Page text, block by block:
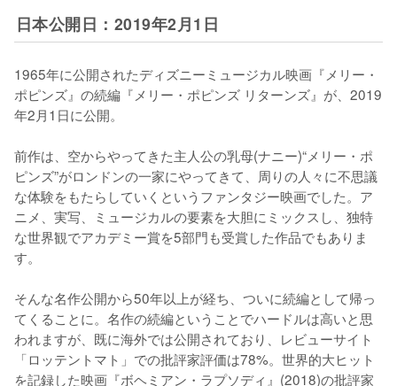
日本公開日：2019年2月1日
1965年に公開されたディズニーミュージカル映画『メリー・
ポピンズ』の続編『メリー・ポピンズ リターンズ』が、2019
年2月1日に公開。
前作は、空からやってきた主人公の乳母(ナニー)“メリー・ポ
ピンズ”がロンドンの一家にやってきて、周りの人々に不思議
な体験をもたらしていくというファンタジー映画でした。ア
ニメ、実写、ミュージカルの要素を大胆にミックスし、独特
な世界観でアカデミー賞を5部門も受賞した作品でもありま
す。
そんな名作公開から50年以上が経ち、ついに続編として帰っ
てくることに。名作の続編ということでハードルは高いと思
われますが、既に海外では公開されており、レビューサイト
「ロッテントマト」での批評家評価は78%。世界的大ヒット
を記録した映画『ボヘミアン・ラプソディ』(2018)の批評家